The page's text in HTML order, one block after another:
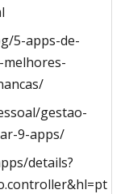
5-apps-de-
gestao-
9-apps/
details?